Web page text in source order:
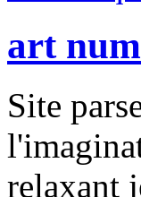
art
Site
relaxant